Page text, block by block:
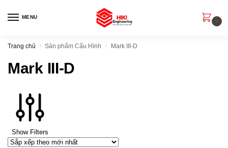
MENU
0
Trang chủ / Sản phẩm Cấu Hình / Mark III-D
Mark III-D
Show Filters